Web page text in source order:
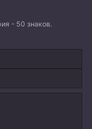
- 50 знаков.